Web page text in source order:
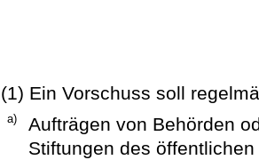
(1) Ein Vorschuss soll
a)
Aufträgen von Behörden
Stiftungen des